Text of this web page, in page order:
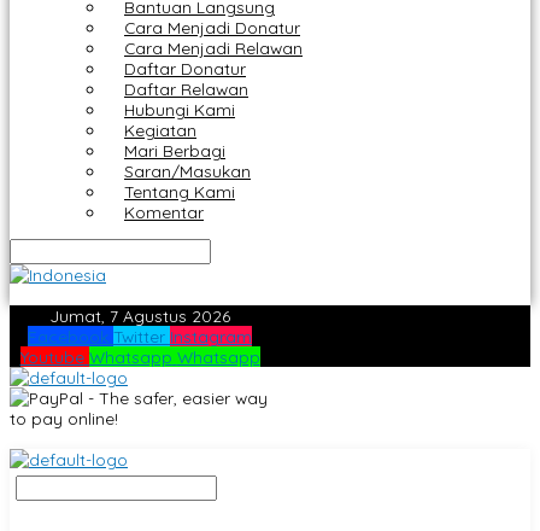
Bantuan Langsung
Cara Menjadi Donatur
Cara Menjadi Relawan
Daftar Donatur
Daftar Relawan
Hubungi Kami
Kegiatan
Mari Berbagi
Saran/Masukan
Tentang Kami
Komentar
Jumat, 7 Agustus 2026
Facebook Twitter Instagram
Youtube Whatsapp Whatsapp